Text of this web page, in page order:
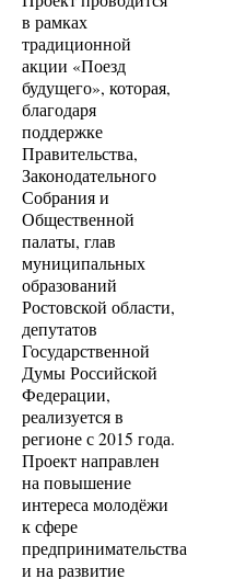
в рамках
традиционной
акции «Поезд
будущего», которая,
благодаря
поддержке
Правительства,
Законодательного
Собрания и
Общественной
палаты, глав
муниципальных
образований
Ростовской области,
депутатов
Государственной
Думы Российской
Федерации,
реализуется в
регионе с 2015 года.
Проект направлен
на повышение
интереса молодёжи
к сфере
предпринимательства
и на развитие